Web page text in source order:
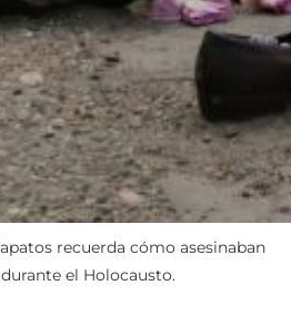
recuerda cómo asesinaban
el Holocausto.